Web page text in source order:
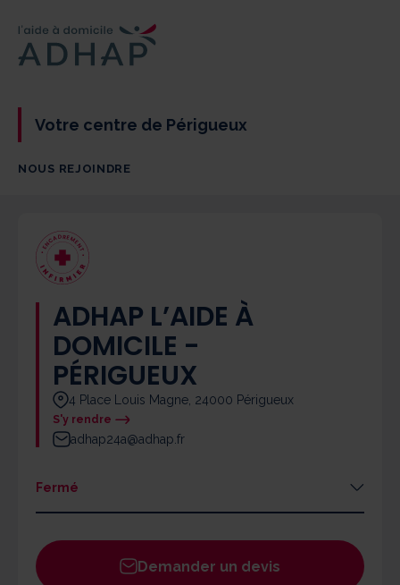
Votre centre de Périgueux
NOUS REJOINDRE
•
ENCADRE MEN
T
•
ADHAP L’AIDE À
DOMICILE -
PÉRIGUEUX
4 Place Louis Magne, 24000 Périgueux
S'y rendre
adhap24a@adhap.fr
Fermé
Mardi
14h - 16h30
Mercredi
Fermé
Demander un devis